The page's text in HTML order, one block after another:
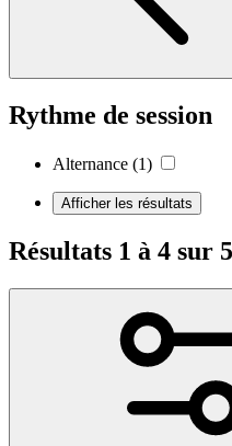
Rythme de session
Alternance (1)
Afficher les résultats
Résultats 1 à 4 sur